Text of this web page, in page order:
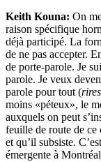
Keith Kouna: On
raison spécifique
déjà participé. La
de ne pas accepter.
de porte-parole. Je
parole. Je veux
parole pour tout (rires
moins «péteux», le
auxquels on peut
feuille de route de ce
et qu’il subsiste.
émergente à